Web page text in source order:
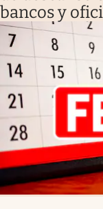
bancos y